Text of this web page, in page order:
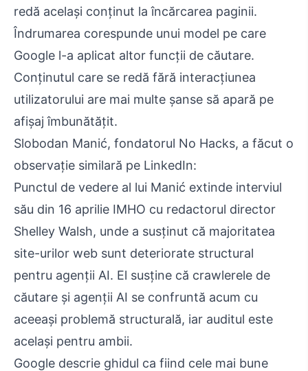
redă același conținut la încărcarea paginii.
Îndrumarea corespunde unui model pe care
Google l-a aplicat altor funcții de căutare.
Conținutul care se redă fără interacțiunea
utilizatorului are mai multe șanse să apară pe
afișaj îmbunătățit.
Slobodan Manić, fondatorul No Hacks, a făcut o
observație similară pe LinkedIn:
Punctul de vedere al lui Manić extinde interviul
său din 16 aprilie IMHO cu redactorul director
Shelley Walsh, unde a susținut că majoritatea
site-urilor web sunt deteriorate structural
pentru agenții AI. El susține că crawlerele de
căutare și agenții AI se confruntă acum cu
aceeași problemă structurală, iar auditul este
același pentru ambii.
Google descrie ghidul ca fiind cele mai bune